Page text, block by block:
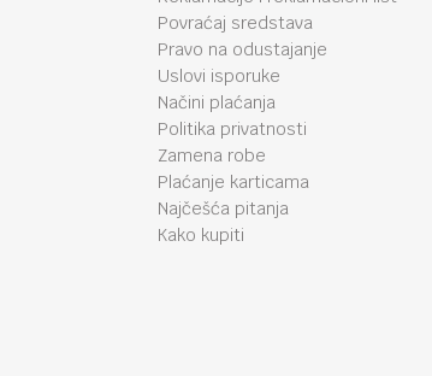
Povraćaj sredstava
Pravo na odustajanje
Uslovi isporuke
Načini plaćanja
Politika privatnosti
Zamena robe
Plaćanje karticama
Najčešća pitanja
Kako kupiti